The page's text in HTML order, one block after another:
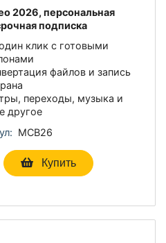
2026, персональная
подписка
клик с готовыми
файлов и запись
переходы, музыка и
другое
МСВ26
Купить